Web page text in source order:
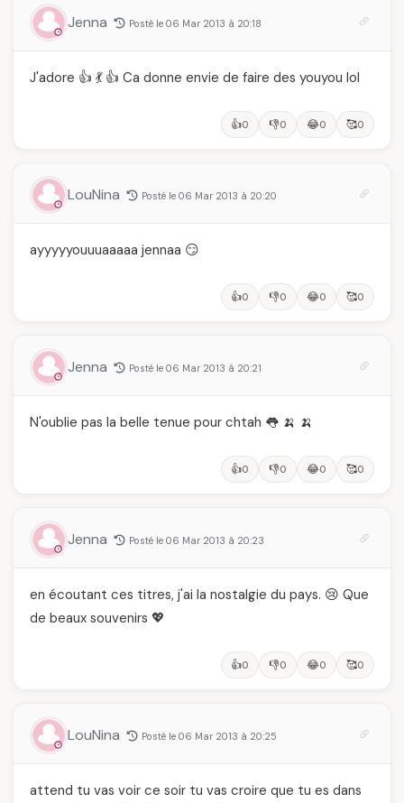
Jenna Posté le 06 Mar 2013 à 20:18
J'adore 👍 💃 👍 Ca donne envie de faire des youyou lol
👍0 👎0 😂0 🥰0
LouNina Posté le 06 Mar 2013 à 20:20
ayyyyyouuuaaaaa jennaa 😏
👍0 👎0 😂0 🥰0
Jenna Posté le 06 Mar 2013 à 20:21
N'oublie pas la belle tenue pour chtah 👅 🍌 🍌
👍0 👎0 😂0 🥰0
Jenna Posté le 06 Mar 2013 à 20:23
en écoutant ces titres, j'ai la nostalgie du pays. 😢 Que
de beaux souvenirs 💖
👍0 👎0 😂0 🥰0
LouNina Posté le 06 Mar 2013 à 20:25
attend tu vas voir ce soir tu vas croire que tu es dans